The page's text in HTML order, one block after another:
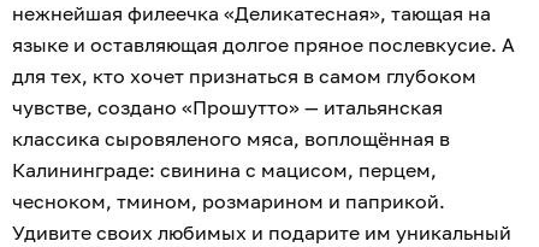
нежнейшая филеечка «Деликатесная», тающая на
языке и оставляющая долгое пряное послевкусие. А
для тех, кто хочет признаться в самом глубоком
чувстве, создано «Прошутто» — итальянская
классика сыровяленого мяса, воплощённая в
Калининграде: свинина с мацисом, перцем,
чесноком, тмином, розмарином и паприкой.
Удивите своих любимых и подарите им уникальный